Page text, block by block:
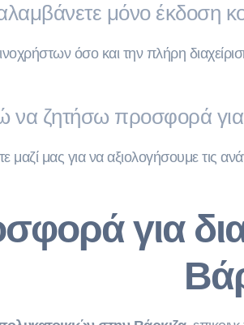
μόνο έκδοση
όσο και την πλήρη
ζητήσω προσφορά για
μαζί μας για να αξιολογήσουμε τις
για